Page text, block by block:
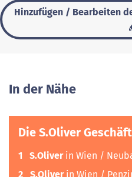
Hinzufügen / Bearbeiten
In der Nähe
Die S.Oliver
1 S.Oliverin Wien /
2 S.Oliverin Wien /